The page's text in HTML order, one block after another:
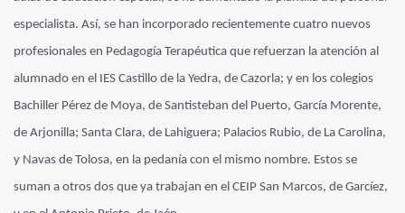
especialista. Así, se han incorporado recientemente cuatro nuevos
profesionales en Pedagogía Terapéutica que refuerzan la atención al
alumnado en el IES Castillo de la Yedra, de Cazorla; y en los colegios
Bachiller Pérez de Moya, de Santisteban del Puerto, García Morente,
de Arjonilla; Santa Clara, de Lahiguera; Palacios Rubio, de La Carolina,
y Navas de Tolosa, en la pedanía con el mismo nombre. Estos se
suman a otros dos que ya trabajan en el CEIP San Marcos, de Garcíez,